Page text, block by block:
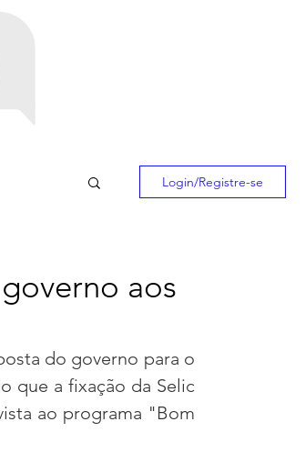
Login/Registre-se
aos
do governo para o
que a fixação da Selic
ao programa "Bom